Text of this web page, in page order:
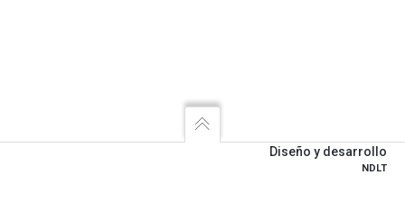
Diseño y desarrollo
NDLT